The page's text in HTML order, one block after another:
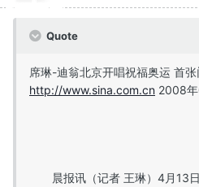
Quote
席琳-迪翁北京开唱祝福奥运 首
http://www.sina.com.cn 2008
晨报讯（记者 王琳）4月13日